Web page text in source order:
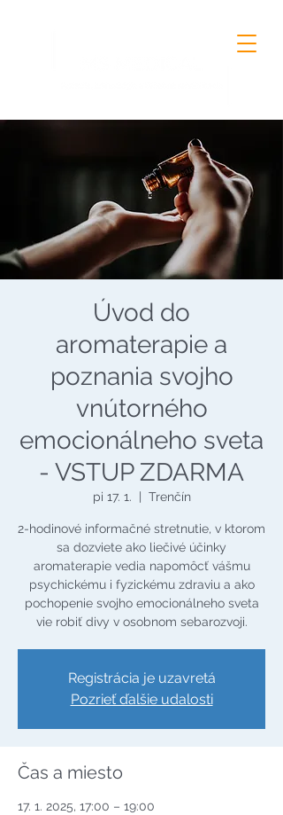
Úvod do
aromaterapie a
poznania svojho
vnútorného
emocionálneho sveta
- VSTUP ZDARMA
pi 17. 1. Trenčín
2-hodinové informačné stretnutie, v ktorom
sa dozviete ako liečivé účinky
aromaterapie vedia napomôcť vášmu
psychickému i fyzickému zdraviu a ako
pochopenie svojho emocionálneho sveta
vie robiť divy v osobnom sebarozvoji.
Registrácia je uzavretá
Pozrieť ďalšie udalosti
Čas a miesto
17. 1. 2025, 17:00 – 19:00